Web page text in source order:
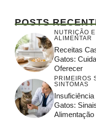
POSTS
NUTRIÇÃO
ALIMENTAR
Receitas
Gatos:
Oferecer
PRIMEIROS
SINTOMAS
Gatos:
Alimentação